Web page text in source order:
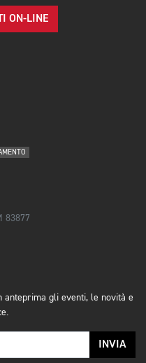
ON-LINE
83877
gli eventi, le novità e
INVIA